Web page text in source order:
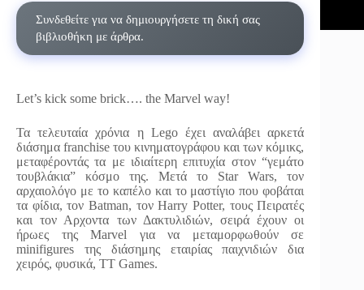
Συνδεθείτε για να δημιουργήσετε τη δική σας
βιβλιοθήκη με άρθρα.
Let’s kick some brick…. the Marvel way!
Τα τελευταία χρόνια η Lego έχει αναλάβει αρκετά
διάσημα franchise του κινηματογράφου και των κόμικς,
μεταφέροντάς τα με ιδιαίτερη επιτυχία στον “γεμάτο
τουβλάκια” κόσμο της. Μετά το Star Wars, τον
αρχαιολόγο με το καπέλο και το μαστίγιο που φοβάται
τα φίδια, τον Batman, τον Harry Potter, τους Πειρατές
και τον Αρχοντα των Δακτυλιδιών, σειρά έχουν οι
ήρωες της Marvel για να μεταμορφωθούν σε
minifigures της διάσημης εταιρίας παιχνιδιών δια
χειρός, φυσικά, TT Games.